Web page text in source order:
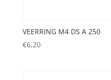
VEERRING M4 DS A 250
€6,20